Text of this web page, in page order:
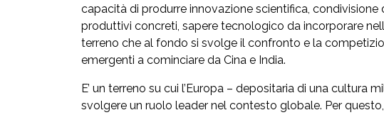
capacità di produrre innovazione scientifica,
produttivi concreti, sapere tecnologico da incorporare
terreno che al fondo si svolge il confronto e la
emergenti a cominciare da Cina e India.
E’ un terreno su cui l’Europa – depositaria di una
svolgere un ruolo leader nel contesto globale. Per